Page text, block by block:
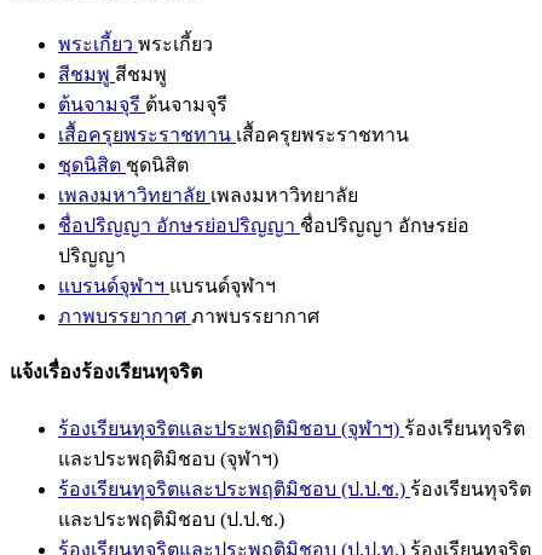
พระเกี้ยว พระเกี้ยว
สีชมพู สีชมพู
ต้นจามจุรี ต้นจามจุรี
เสื้อครุยพระราชทาน เสื้อครุยพระราชทาน
ชุดนิสิต ชุดนิสิต
เพลงมหาวิทยาลัย เพลงมหาวิทยาลัย
ชื่อปริญญา อักษรย่อปริญญา ชื่อปริญญา อักษรย่อ
ปริญญา
แบรนด์จุฬาฯ แบรนด์จุฬาฯ
ภาพบรรยากาศ ภาพบรรยากาศ
แจ้งเรื่องร้องเรียนทุจริต
ร้องเรียนทุจริตและประพฤติมิชอบ (จุฬาฯ) ร้องเรียนทุจริต
และประพฤติมิชอบ (จุฬาฯ)
ร้องเรียนทุจริตและประพฤติมิชอบ (ป.ป.ช.) ร้องเรียนทุจริต
และประพฤติมิชอบ (ป.ป.ช.)
ร้องเรียนทุจริตและประพฤติมิชอบ (ป.ป.ท.) ร้องเรียนทุจริต